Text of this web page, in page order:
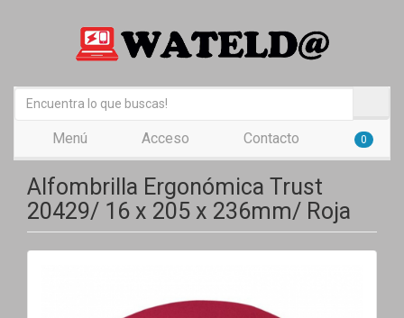
Menú Acceso Contacto 0
Alfombrilla Ergonómica Trust
20429/ 16 x 205 x 236mm/ Roja